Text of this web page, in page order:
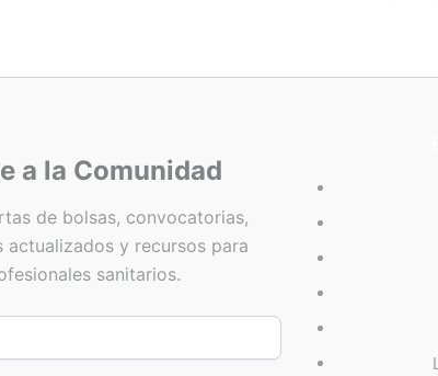
a la Comunidad
de bolsas, convocatorias,
actualizados y recursos para
sanitarios.